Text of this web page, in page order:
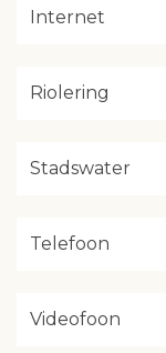
Internet
Riolering
Stadswater
Telefoon
Videofoon